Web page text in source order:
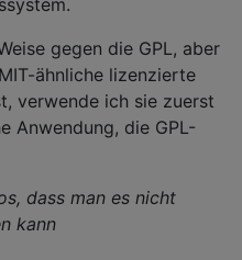
gegen die GPL, aber
ähnliche lizenzierte
verwende ich sie zuerst
Anwendung, die GPL-
dass man es nicht
kann